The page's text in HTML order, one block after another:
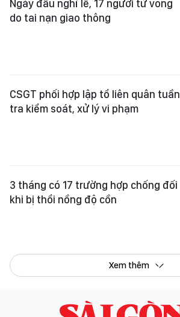
Ngày đầu nghỉ lễ, 17 người tử vong
do tai nạn giao thông
CSGT phối hợp lập tổ liên quân tuần
tra kiểm soát, xử lý vi phạm
3 tháng có 17 trường hợp chống đối
khi bị thổi nồng độ cồn
Xem thêm